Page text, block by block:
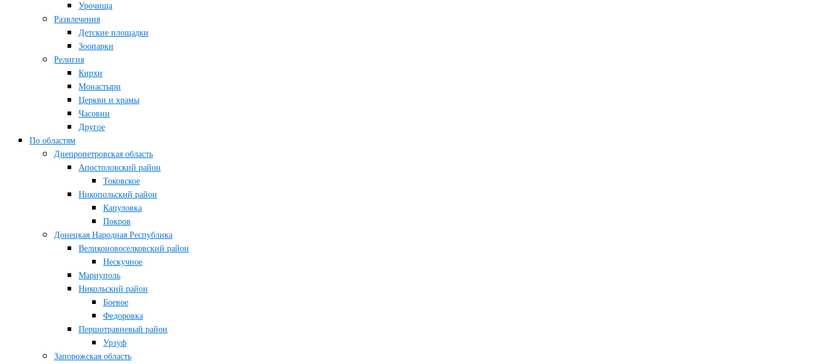
Урочища
Развлечения
Детские площадки
Зоопарки
Религия
Кирхи
Монастыри
Церкви и храмы
Часовни
Другое
По областям
Днепропетровская область
Апостоловский район
Токовское
Никопольский район
Капуловка
Покров
Донецкая Народная Республика
Великоновоселковский район
Нескучное
Мариуполь
Никольский район
Боевое
Федоровка
Першотравневый район
Урзуф
Запорожская область